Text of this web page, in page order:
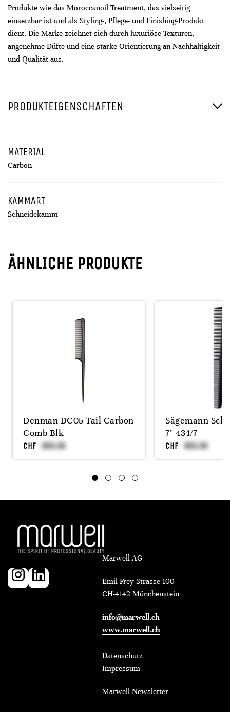
Produkte wie das Moroccanoil Treatment, das vielseitig
einsetzbar ist und als Styling-, Pflege- und Finishing-Produkt
dient. Die Marke zeichnet sich durch luxuriöse Texturen,
angenehme Düfte und eine starke Orientierung an Nachhaltigkeit
und Qualität aus.
PRODUKTEIGENSCHAFTEN
MATERIAL
Carbon
KAMMART
Schneidekamm
ÄHNLICHE PRODUKTE
Denman DC05 Tail Carbon
Comb Blk
CHF
Sägemann
7'' 434/7
CHF
Marwell AG
Emil Frey-Strasse 100
CH-4142 Münchenstein
info@marwell.ch
www.marwell.ch
Datenschutz
Impressum
Marwell Newsletter